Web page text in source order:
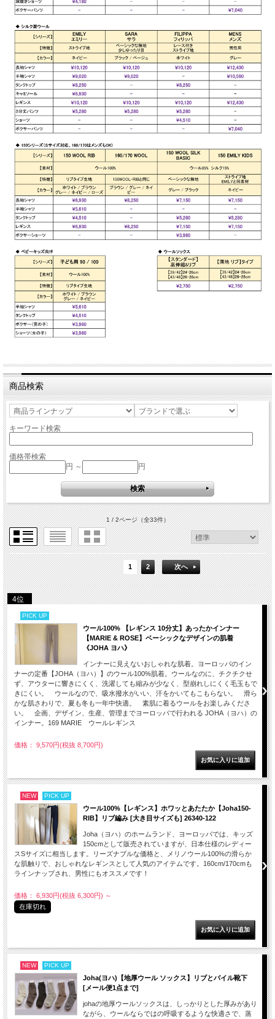
商品検索
キーワード検索
価格帯検索
円 ～
円
1 / 2ページ（全33件）
1 2 次へ
4位
PICK UP
ウール100% 【レギンス 10分丈】あったかインナー
【MARIE & ROSE】ベーシックなデザインの肌着
《JOHA ヨハ》
インナーに見えないおしゃれな肌着。ヨーロッパのイン
ナーの定番【JOHA（ヨハ）】のウール100%肌着。ウールなのに、チクチクせ
ず、アウターに響きにくく、洗濯しても縮みが少なく、型崩れしにくく毛玉もで
きにくい。 ウールなので、吸水撥水がいい、汗をかいてもこもらない。 滑ら
かな肌さわりで、夏も冬も一年中快適。 素肌に着るウールをお楽しみくださ
い。 企画、デザイン、生産、管理までヨーロッパで行われる JOHA（ヨハ）の
インナー。169 MARIE ウールレギンス
価格： 9,570円(税抜 8,700円)
NEW PICK UP
ウール100%【レギンス】ホワッとあたたか【Joha150-
RIB】リブ編み [大き目サイズも] 26340-122
Joha（ヨハ）のホームランド、ヨーロッパでは、キッズ
150cmとして販売されていますが、日本仕様のレディー
スSサイズに相当します。リーズナブルな価格と、メリノウール100%の滑らか
な肌触りで、おしゃれなレギンスとして人気のアイテムです。160cm/170cmも
ラインナップされ、男性にもオススメです！
価格： 6,930円(税抜 6,300円) ～
在庫切れ
NEW PICK UP
Joha(ヨハ)【地厚ウール ソックス】リブとパイル靴下
[メール便1点まで]
johaの地厚ウールソックスは、しっかりとした厚みがあり
ながら、ウールならではの呼吸するような快適さで、蒸